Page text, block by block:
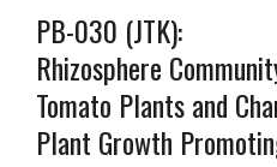
PB-030 (JTK):
Rhizosphere
Tomato Plants and
Plant Growth